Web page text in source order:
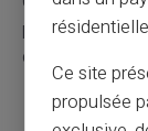
paiement.
de défichage et
Ce site
propulsée